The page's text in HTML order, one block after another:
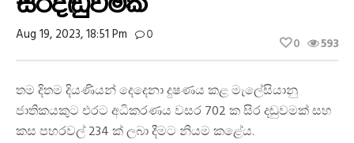
Aug 19, 2023, 18:51 Pm 0 593
0
තම දිතම දියණියන් දෙදෙනා දුෂණය කළ මැලේසියානු
ජාතිකයකුට එරට අධිකරණය වසර 702 ක සිර දඬුවමක් සහ
කස පහරවල් 234 ක් ලබා දීමට නියම කළේය.